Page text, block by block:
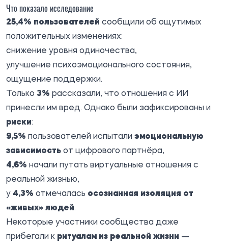
Что показало исследование
25,4% пользователей сообщили об ощутимых
положительных изменениях:
снижение уровня одиночества,
улучшение психоэмоционального состояния,
ощущение поддержки.
Только 3% рассказали, что отношения с ИИ
принесли им вред. Однако были зафиксированы и
риски:
9,5% пользователей испытали эмоциональную
зависимость от цифрового партнёра,
4,6% начали путать виртуальные отношения с
реальной жизнью,
у 4,3% отмечалась осознанная изоляция от
«живых» людей.
Некоторые участники сообщества даже
прибегали к ритуалам из реальной жизни —